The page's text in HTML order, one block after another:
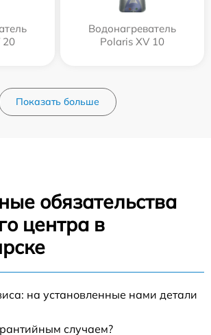
20
Водонагреватель
Polaris XV 10
Показать больше
обязательства
центра в
на установленные нами детали
случаем?